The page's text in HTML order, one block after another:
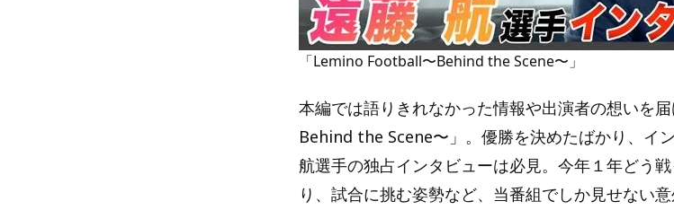
「Lemino Football〜Behind the Scene〜」
本編では語りきれなかった情報や出演者の想いを
Behind the Scene〜」。優勝を決めたばかり、イ
航選手の独占インタビューは必見。今年１年どう
り、試合に挑む姿勢など、当番組でしか見せない